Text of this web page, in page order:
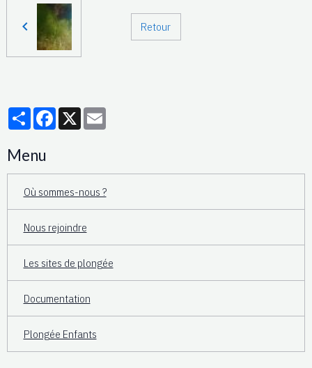
Retour
PartagerFacebook
X
Menu
Où sommes-nous ?
Nous rejoindre
Les sites de plongée
Documentation
Plongée Enfants